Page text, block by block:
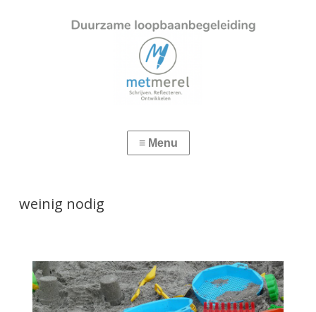
weinig nodig